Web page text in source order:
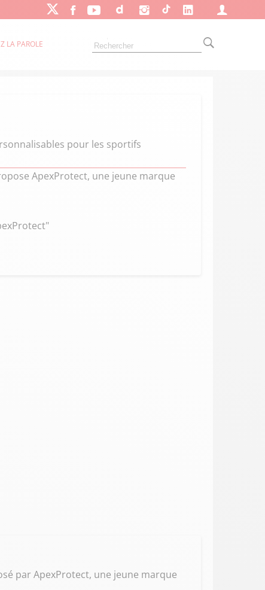
LA PAROLE
pour les sportifs
ApexProtect, une jeune marque
par ApexProtect, une jeune marque